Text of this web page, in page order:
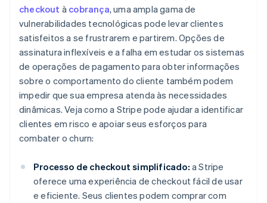
checkout à cobrança, uma ampla gama de
vulnerabilidades tecnológicas pode levar clientes
satisfeitos a se frustrarem e partirem. Opções de
assinatura inflexíveis e a falha em estudar os sistemas
de operações de pagamento para obter informações
sobre o comportamento do cliente também podem
impedir que sua empresa atenda às necessidades
dinâmicas. Veja como a Stripe pode ajudar a identificar
clientes em risco e apoiar seus esforços para
combater o churn:
Processo de checkout simplificado: a Stripe
oferece uma experiência de checkout fácil de usar
e eficiente. Seus clientes podem comprar com